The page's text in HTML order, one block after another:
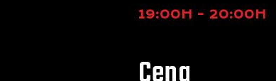
19:00H - 20:00H